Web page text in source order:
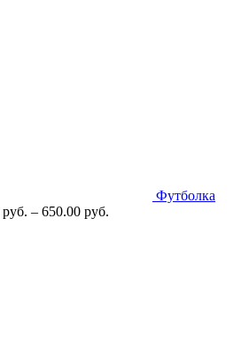
Футболка
руб. – 650.00 руб.